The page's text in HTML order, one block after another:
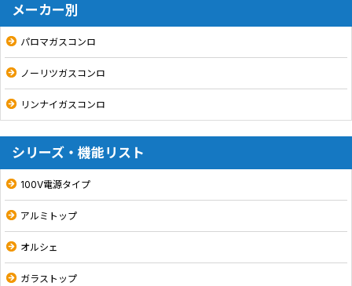
メーカー別
パロマガスコンロ
ノーリツガスコンロ
リンナイガスコンロ
シリーズ・機能リスト
100V電源タイプ
アルミトップ
オルシェ
ガラストップ